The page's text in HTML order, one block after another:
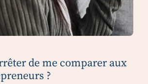
de me comparer aux
?